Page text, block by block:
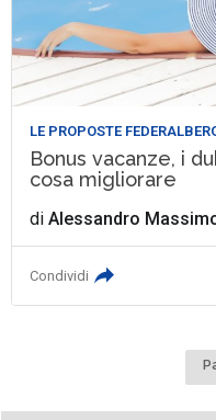
LE PROPOSTE
Bonus vacanze, i
cosa migliorare
diAlessandro
Condividi